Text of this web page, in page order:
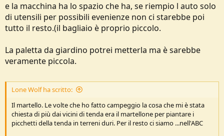
e la macchina ha lo spazio che ha, se riempio l auto solo
di utensili per possibili evenienze non ci starebbe poi
tutto il resto.(il bagliaio è proprio piccolo.
La paletta da giardino potrei metterla ma è sarebbe
veramente piccola.
Lone Wolf ha scritto:
Il martello. Le volte che ho fatto campeggio la cosa che mi è stata
chiesta di più dai vicini di tenda era il martellone per piantare i
picchetti della tenda in terreni duri. Per il resto ci siamo ...nell'ABC